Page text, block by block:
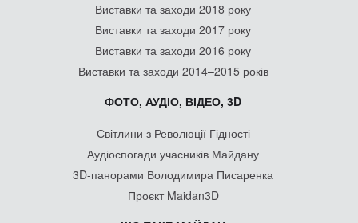
Виставки та заходи 2018 року
Виставки та заходи 2017 року
Виставки та заходи 2016 року
Виставки та заходи 2014–2015 років
ФОТО, АУДІО, ВІДЕО, 3D
Світлини з Революції Гідності
Аудіоспогади учасників Майдану
3D-панорами Володимира Писаренка
Проєкт Maidan3D